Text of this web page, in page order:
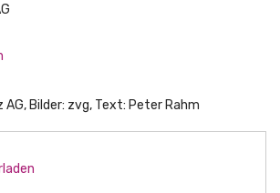
AG, Bilder: zvg, Text: Peter Rahm